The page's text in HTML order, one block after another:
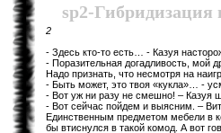
sp2-
2
- Здесь кто-то есть… - Казуя
- Поразительная догадливость, мой
Надо признать, что несмотря на
- Быть может, это твоя «кукла»… -
- Вот уж ни разу не смешно! – Казуя
- Вот сейчас пойдем и выясним. –
Единственным предметом мебели в
бы втиснулся в такой комод. А вот